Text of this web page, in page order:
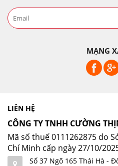
MẠNG
LIÊN HỆ
CÔNG TY TNHH CƯỜNG
Mã số thuế 0111262875 do
Chí Minh cấp ngày 27/10/
Số 37 Ngõ 165 Thái Hà -